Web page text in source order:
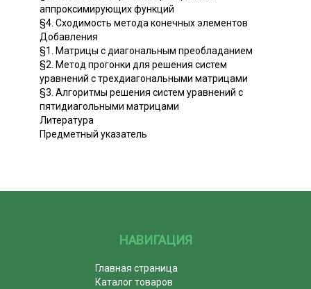
аппроксимирующих функций
§4. Сходимость метода конечных элементов
Добавления
§1. Матрицы с диагональным преобладанием
§2. Метод прогонки для решения систем
уравнений с трехдиагональными матрицами
§3. Алгоритмы решения систем уравнений с
пятидиагольными матрицами
Литература
Предметный указатель
НАВИГАЦИЯ
Главная страница
Каталог товаров